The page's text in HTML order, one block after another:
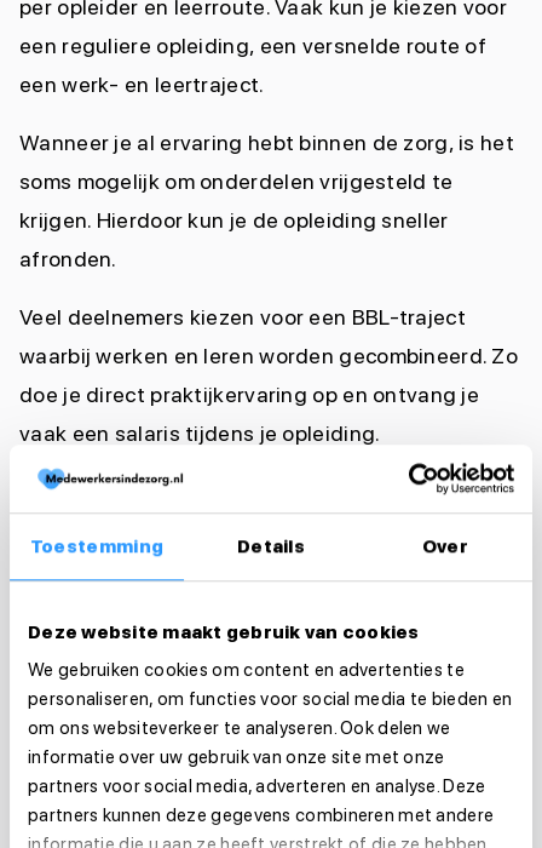
Toestemming Details Over
Deze website maakt gebruik van cookies
We gebruiken cookies om content en advertenties te
personaliseren, om functies voor social media te bieden en
om ons websiteverkeer te analyseren. Ook delen we
informatie over uw gebruik van onze site met onze
partners voor social media, adverteren en analyse. Deze
partners kunnen deze gegevens combineren met andere
per opleider en leerroute. Vaak kun je kiezen voor
een reguliere opleiding, een versnelde route of
een werk- en leertraject.
Wanneer je al ervaring hebt binnen de zorg, is het
soms mogelijk om onderdelen vrijgesteld te
krijgen. Hierdoor kun je de opleiding sneller
afronden.
Veel deelnemers kiezen voor een BBL-traject
waarbij werken en leren worden gecombineerd. Zo
doe je direct praktijkervaring op en ontvang je
vaak een salaris tijdens je opleiding.
Een passende leerroute maakt het eenvoudiger
Versnelde Helpende Plus
opleiding
Bij sommige opleiders is het mogelijk om een
Helpende Plus opleiding versneld af te ronden. Dit